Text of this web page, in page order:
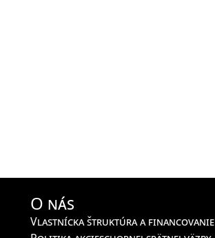
O nás
Vlastnícka štruktúra a financovanie